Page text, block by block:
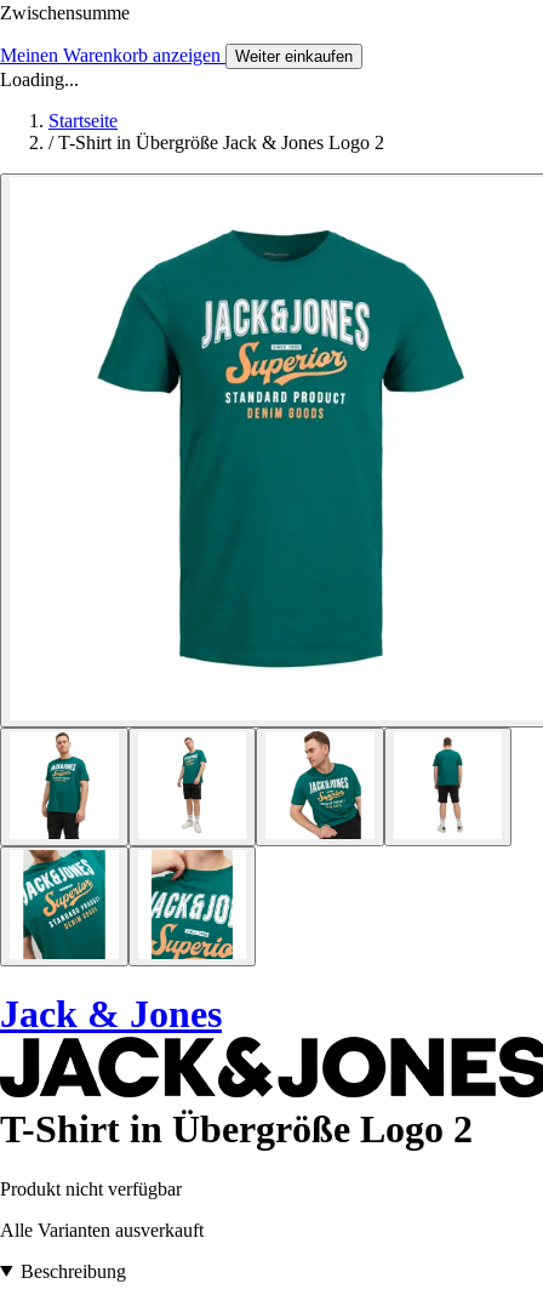
Zwischensumme
Meinen Warenkorb anzeigen Weiter einkaufen
Loading...
Startseite
/ T-Shirt in Übergröße Jack & Jones Logo 2
Jack & Jones
T-Shirt in Übergröße Logo 2
Produkt nicht verfügbar
Alle Varianten ausverkauft
Beschreibung